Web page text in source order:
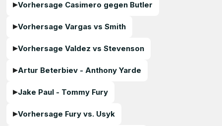
Vorhersage Casimero gegen Butler
Vorhersage Vargas vs Smith
Vorhersage Valdez vs Stevenson
Artur Beterbiev - Anthony Yarde
Jake Paul - Tommy Fury
Vorhersage Fury vs. Usyk